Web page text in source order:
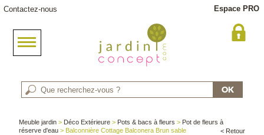
Contactez-nous Espace PRO
Meuble jardin > Déco Extérieure > Pots & bacs à fleurs > Pot de fleurs à
réserve d'eau > Balconnière Cottage Balconera Brun sable < Retour